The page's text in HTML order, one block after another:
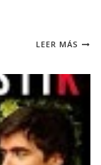
LEER MÁS